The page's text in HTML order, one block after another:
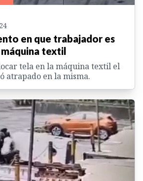
en que trabajador es
textil
tela en la máquina textil el
atrapado en la misma.